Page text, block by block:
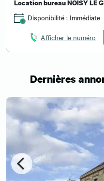
Location bureau NOISY LE
Disponibilité : Immédiate
Afficher le numéro
Dernières